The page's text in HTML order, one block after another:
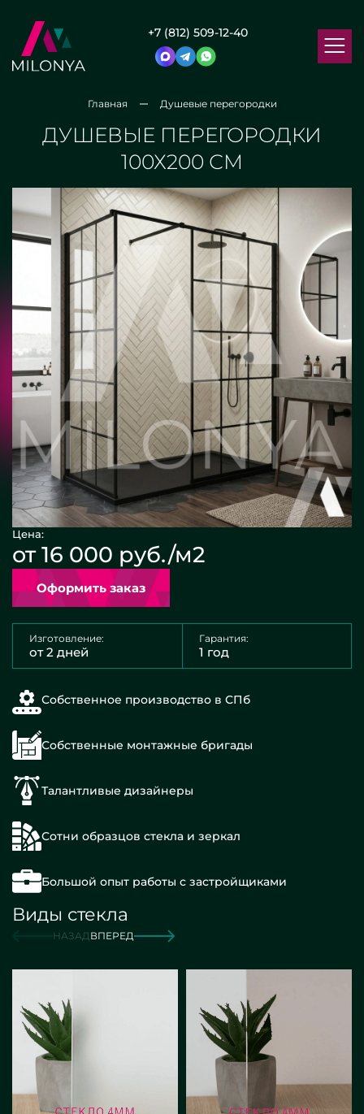
+7 (812) 509-12-40
Главная Душевые перегородки
ДУШЕВЫЕ ПЕРЕГОРОДКИ
100Х200 СМ
Цена:
от 16 000 руб./м2
Оформить заказ
Изготовление:
от 2 дней
Гарантия:
1 год
Собственное производство в СПб
Собственные монтажные бригады
Талантливые дизайнеры
Сотни образцов стекла и зеркал
Большой опыт работы с застройщиками
Виды стекла
НАЗАДВПЕРЕД